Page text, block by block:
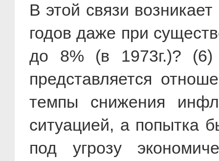
В этой связи
годов даже при
до 8% (в 1973г.)?
представляется
темпы снижения
ситуацией, а попытка
под угрозу